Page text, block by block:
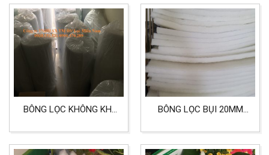
BÔNG LỌC KHÔNG KHÍ
SẠCH, NHÀ XƯỞNG TIÊU
CHUẨN G1, G2, G3, G4
BÔNG LỌC BỤI 20MM
KHÔNG KHÍ